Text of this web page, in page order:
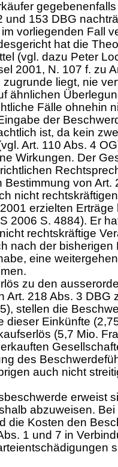
und 153 DBG
vorliegenden Fall
hat die
(vgl. dazu Peter
2001, N. 107 f. zu
liegt, nie
ähnlichen
Fälle ohnehin
der
ist, da kein
Art. 110 Abs. 4 OG
Wirkungen. Der
Bestimmung von Art.
nicht
erzielten
2006 S. 4884). Er
rechtskräftige
nach der
eine
zu den
Art. 218 Abs. 3 DBG
stellen die
dieser Einkünfte
(5,7 Mio.
des
auch nicht
erweist
abzuweisen. Bei
die Kosten den
1 und 7 in